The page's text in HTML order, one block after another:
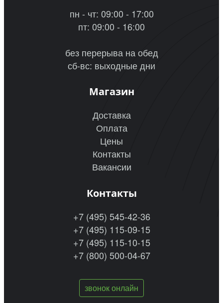
пн - чт: 09:00 - 17:00
пт: 09:00 - 16:00
без перерыва на обед
сб-вс: выходные дни
Магазин
Доставка
Оплата
Цены
Контакты
Вакансии
Контакты
+7 (495) 545-42-36
+7 (495) 115-09-15
+7 (495) 115-10-15
+7 (800) 500-04-67
звонок онлайн